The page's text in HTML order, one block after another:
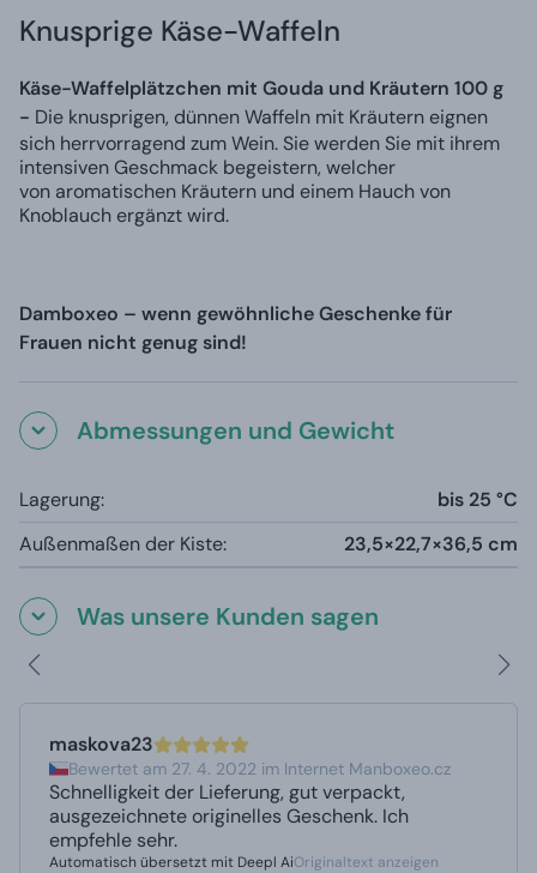
Knusprige Käse-Waffeln
Käse-Waffelplätzchen mit Gouda und Kräutern 100 g
- Die knusprigen, dünnen Waffeln mit Kräutern eignen
sich herrvorragend zum Wein. Sie werden Sie mit ihrem
intensiven Geschmack begeistern, welcher
von aromatischen Kräutern und einem Hauch von
Knoblauch ergänzt wird.
Damboxeo – wenn gewöhnliche Geschenke für
Frauen nicht genug sind!
Abmessungen und Gewicht
Lagerung:
bis 25 °C
Außenmaßen der Kiste:
23,5×22,7×36,5 cm
Was unsere Kunden sagen
maskova23
Bewertet am 27. 4. 2022 im Internet Manboxeo.cz
Schnelligkeit der Lieferung, gut verpackt,
ausgezeichnete originelles Geschenk. Ich
empfehle sehr.
Automatisch übersetzt mit Deepl AiOriginaltext anzeigen